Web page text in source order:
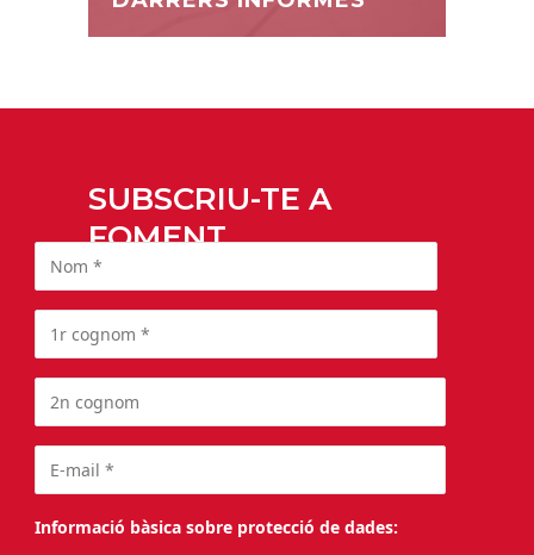
SUBSCRIU-TE A
FOMENT
Informació bàsica sobre protecció de dades: